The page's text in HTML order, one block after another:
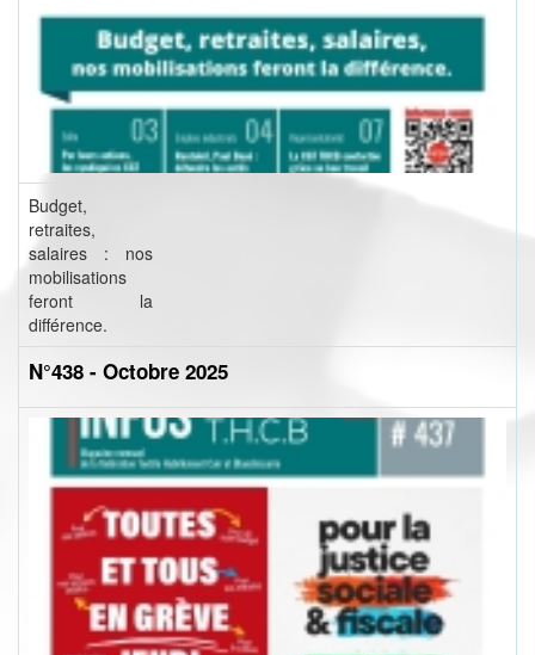
Budget,
retraites,
salaires : nos
mobilisations
feront la
différence.
N°438 - Octobre 2025